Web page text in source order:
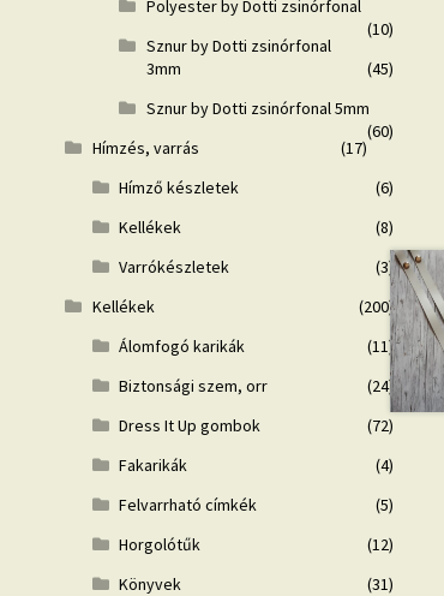
Polyester by Dotti zsinórfonal
(10)
Sznur by Dotti zsinórfonal
3mm
(45)
Sznur by Dotti zsinórfonal 5mm
(60)
Hímzés, varrás
(17)
Hímző készletek
(6)
Kellékek
(8)
Varrókészletek
(3)
Kellékek
(200)
Álomfogó karikák
(11)
Biztonsági szem, orr
(24)
Dress It Up gombok
(72)
Fakarikák
(4)
Felvarrható címkék
(5)
Horgolótűk
(12)
Könyvek
(31)